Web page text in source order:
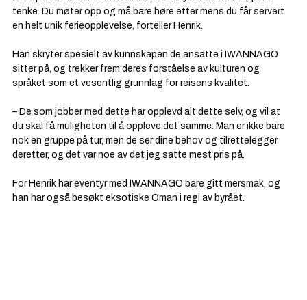
tenke. Du møter opp og må bare høre etter mens du får servert
en helt unik ferieopplevelse, forteller Henrik.
Han skryter spesielt av kunnskapen de ansatte i IWANNAGO
sitter på, og trekker frem deres forståelse av kulturen og
språket som et vesentlig grunnlag for reisens kvalitet.
– De som jobber med dette har opplevd alt dette selv, og vil at
du skal få muligheten til å oppleve det samme. Man er ikke bare
nok en gruppe på tur, men de ser dine behov og tilrettelegger
deretter, og det var noe av det jeg satte mest pris på.
For Henrik har eventyr med IWANNAGO bare gitt mersmak, og
han har også besøkt eksotiske Oman i regi av byrået.